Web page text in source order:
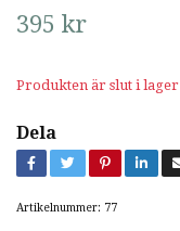
395 kr
Produkten är slut i lager
Dela
Artikelnummer: 77